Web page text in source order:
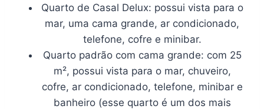
Quarto de Casal Delux: possui vista para o
mar, uma cama grande, ar condicionado,
telefone, cofre e minibar.
Quarto padrão com cama grande: com 25
m², possui vista para o mar, chuveiro,
cofre, ar condicionado, telefone, minibar e
banheiro (esse quarto é um dos mais